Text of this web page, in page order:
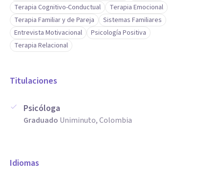
Terapia Cognitivo-Conductual
Terapia Emocional
Terapia Familiar y de Pareja
Sistemas Familiares
Entrevista Motivacional
Psicología Positiva
Terapia Relacional
Titulaciones
Psicóloga
Graduado Uniminuto, Colombia
Idiomas